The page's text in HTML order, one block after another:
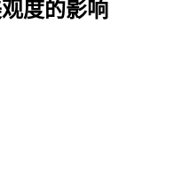
度的影响